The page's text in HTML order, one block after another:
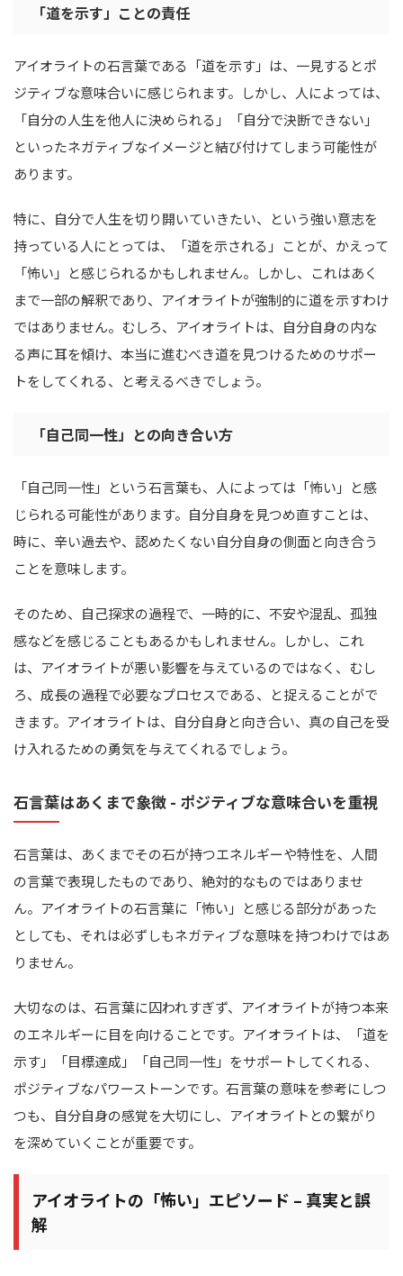
「道を示す」ことの責任
アイオライトの石言葉である「道を示す」は、一見するとポ
ジティブな意味合いに感じられます。しかし、人によっては、
「自分の人生を他人に決められる」「自分で決断できない」
といったネガティブなイメージと結び付けてしまう可能性が
あります。
特に、自分で人生を切り開いていきたい、という強い意志を
持っている人にとっては、「道を示される」ことが、かえって
「怖い」と感じられるかもしれません。しかし、これはあく
まで一部の解釈であり、アイオライトが強制的に道を示すわけ
ではありません。むしろ、アイオライトは、自分自身の内な
る声に耳を傾け、本当に進むべき道を見つけるためのサポー
トをしてくれる、と考えるべきでしょう。
「自己同一性」との向き合い方
「自己同一性」という石言葉も、人によっては「怖い」と感
じられる可能性があります。自分自身を見つめ直すことは、
時に、辛い過去や、認めたくない自分自身の側面と向き合う
ことを意味します。
そのため、自己探求の過程で、一時的に、不安や混乱、孤独
感などを感じることもあるかもしれません。しかし、これ
は、アイオライトが悪い影響を与えているのではなく、むし
ろ、成長の過程で必要なプロセスである、と捉えることがで
きます。アイオライトは、自分自身と向き合い、真の自己を受
け入れるための勇気を与えてくれるでしょう。
石言葉はあくまで象徴 - ポジティブな意味合いを重視
石言葉は、あくまでその石が持つエネルギーや特性を、人間
の言葉で表現したものであり、絶対的なものではありませ
ん。アイオライトの石言葉に「怖い」と感じる部分があった
としても、それは必ずしもネガティブな意味を持つわけではあ
りません。
大切なのは、石言葉に囚われすぎず、アイオライトが持つ本来
のエネルギーに目を向けることです。アイオライトは、「道を
示す」「目標達成」「自己同一性」をサポートしてくれる、
ポジティブなパワーストーンです。石言葉の意味を参考にしつ
つも、自分自身の感覚を大切にし、アイオライトとの繋がり
を深めていくことが重要です。
アイオライトの「怖い」エピソード – 真実と誤
解